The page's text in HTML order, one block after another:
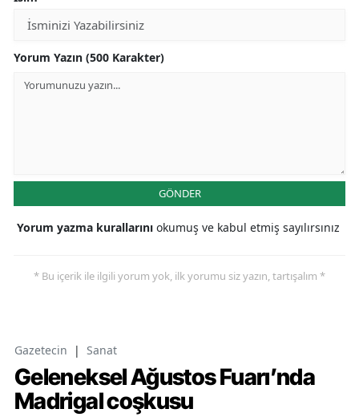
Yorum Yazın (500 Karakter)
GÖNDER
Yorum yazma kurallarını okumuş ve kabul etmiş sayılırsınız
* Bu içerik ile ilgili yorum yok, ilk yorumu siz yazın, tartışalım *
Gazetecin | Sanat
Geleneksel Ağustos Fuarı’nda
Madrigal coşkusu